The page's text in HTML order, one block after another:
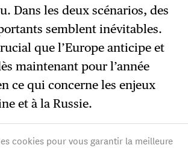
Dans les deux scénarios, des
semblent inévitables.
que l’Europe anticipe et
maintenant pour l’année
ce qui concerne les enjeux
et à la Russie.
cookies pour vous garantir la meilleure